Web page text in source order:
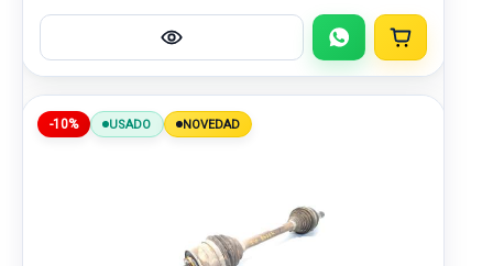
-10% USADO NOVEDAD